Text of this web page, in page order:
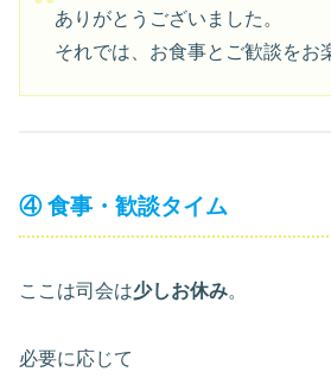
ありがとうございました。
それでは、お食事とご歓談をお
④ 食事・歓談タイム
ここは司会は少しお休み。
必要に応じて